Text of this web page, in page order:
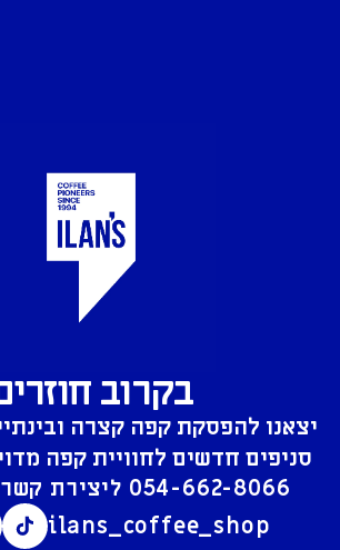
בקרוב
יצאנו להפסקת קפה קצרה
סניפים חדשים לחוויית קפה
054-662-8066
ilans_coffee_shop